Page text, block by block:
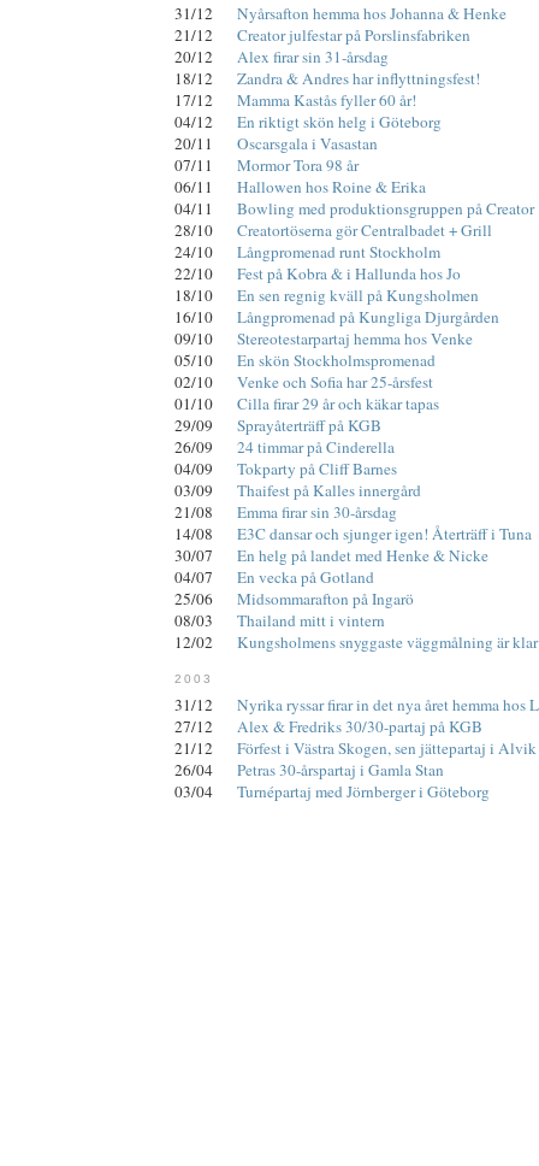
31/12 Nyårsafton hemma hos Johanna & Henke
21/12 Creator julfestar på Porslinsfabriken
20/12 Alex firar sin 31-årsdag
18/12 Zandra & Andres har inflyttningsfest!
17/12 Mamma Kastås fyller 60 år!
04/12 En riktigt skön helg i Göteborg
20/11 Oscarsgala i Vasastan
07/11 Mormor Tora 98 år
06/11 Hallowen hos Roine & Erika
04/11 Bowling med produktionsgruppen på Creator
28/10 Creatortöserna gör Centralbadet + Grill
24/10 Långpromenad runt Stockholm
22/10 Fest på Kobra & i Hallunda hos Jo
18/10 En sen regnig kväll på Kungsholmen
16/10 Långpromenad på Kungliga Djurgården
09/10 Stereotestarpartaj hemma hos Venke
05/10 En skön Stockholmspromenad
02/10 Venke och Sofia har 25-årsfest
01/10 Cilla firar 29 år och käkar tapas
29/09 Sprayåterträff på KGB
26/09 24 timmar på Cinderella
04/09 Tokparty på Cliff Barnes
03/09 Thaifest på Kalles innergård
21/08 Emma firar sin 30-årsdag
14/08 E3C dansar och sjunger igen! Återträff i Tuna
30/07 En helg på landet med Henke & Nicke
04/07 En vecka på Gotland
25/06 Midsommarafton på Ingarö
08/03 Thailand mitt i vintern
12/02 Kungsholmens snyggaste väggmålning är
2003
31/12 Nyrika ryssar firar in det nya året hemma hos
27/12 Alex & Fredriks 30/30-partaj på KGB
21/12 Förfest i Västra Skogen, sen jättepartaj i Alvik
26/04 Petras 30-årspartaj i Gamla Stan
03/04 Turnépartaj med Jörnberger i Göteborg